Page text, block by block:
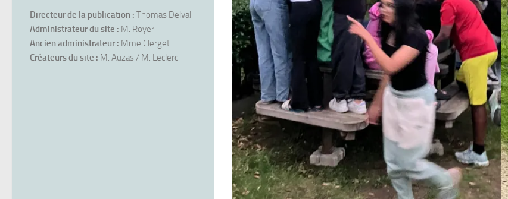
Directeur de la publication : Thomas Delval
Administrateur du site : M. Royer
Ancien administrateur : Mme Clerget
Créateurs du site : M. Auzas / M. Leclerc